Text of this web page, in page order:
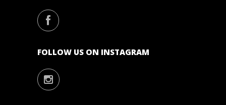
FOLLOW US ON INSTAGRAM